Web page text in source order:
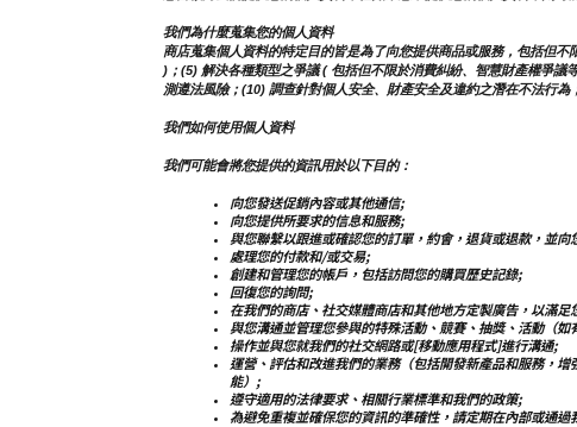
我們為什麼蒐集您的個人資料
商店蒐集個人資料的特定目的皆是為了向您提供商品或服務，包括但
)；(5) 解決各種類型之爭議 ( 包括但不限於消費糾紛、智慧財產權爭
測遵法風險；(10) 調查針對個人安全、財產安全及違約之潛在不法行
我們如何使用個人資料
我們可能會將您提供的資訊用於以下目的：
向您發送促銷內容或其他通信;
向您提供所要求的信息和服務;
與您聯繫以跟進或確認您的訂單，約會，退貨或退款，並
處理您的付款和/或交易;
創建和管理您的帳戶，包括訪問您的購買歷史記錄;
回復您的詢問;
在我們的商店、社交媒體商店和其他地方定製廣告，以滿足
與您溝通並管理您參與的特殊活動、競賽、抽獎、活動（如
操作並與您就我們的社交網路或[移動應用程式]進行溝通;
運營、評估和改進我們的業務（包括開發新產品和服務，
能）;
遵守適用的法律要求、相關行業標準和我們的政策;
為避免重複並確保您的資訊的準確性，請定期在內部或通